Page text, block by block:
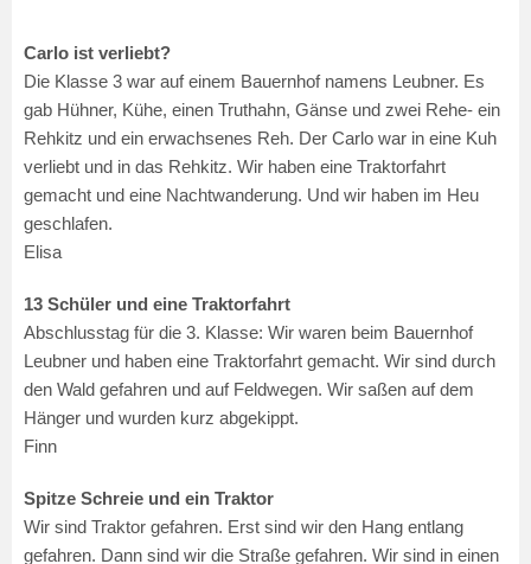
Carlo ist verliebt?
Die Klasse 3 war auf einem Bauernhof namens Leubner. Es
gab Hühner, Kühe, einen Truthahn, Gänse und zwei Rehe- ein
Rehkitz und ein erwachsenes Reh. Der Carlo war in eine Kuh
verliebt und in das Rehkitz. Wir haben eine Traktorfahrt
gemacht und eine Nachtwanderung. Und wir haben im Heu
geschlafen.
Elisa
13 Schüler und eine Traktorfahrt
Abschlusstag für die 3. Klasse: Wir waren beim Bauernhof
Leubner und haben eine Traktorfahrt gemacht. Wir sind durch
den Wald gefahren und auf Feldwegen. Wir saßen auf dem
Hänger und wurden kurz abgekippt.
Finn
Spitze Schreie und ein Traktor
Wir sind Traktor gefahren. Erst sind wir den Hang entlang
gefahren. Dann sind wir die Straße gefahren. Wir sind in einen